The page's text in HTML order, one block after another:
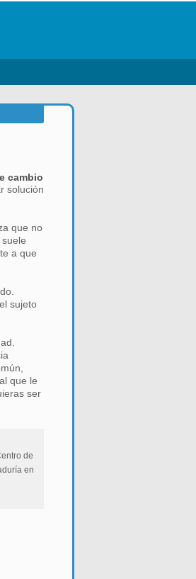
cambio
solución
que no
a que
sujeto
que le
ser
de
en